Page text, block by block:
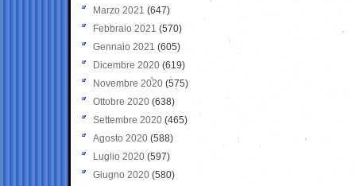
Marzo 2021 (647)
Febbraio 2021 (570)
Gennaio 2021 (605)
Dicembre 2020 (619)
Novembre 2020 (575)
Ottobre 2020 (638)
Settembre 2020(465)
Agosto 2020 (588)
Luglio 2020 (597)
Giugno 2020 (580)